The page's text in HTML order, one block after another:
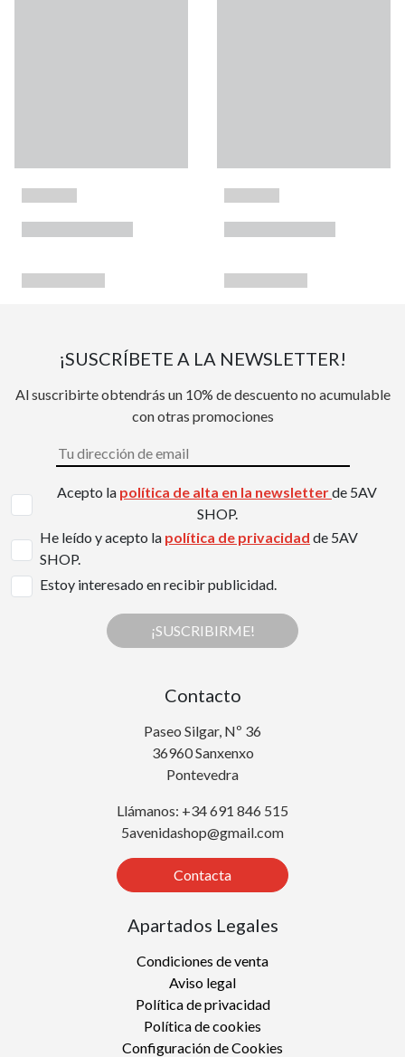
¡SUSCRÍBETE A LA NEWSLETTER!
Al suscribirte obtendrás un 10% de descuento no acumulable
con otras promociones
Acepto la política de alta en la newsletterde 5AV
SHOP.
He leído y acepto la política de privacidad de 5AV
SHOP.
Estoy interesado en recibir publicidad.
¡SUSCRIBIRME!
Contacto
Paseo Silgar, Nº 36
36960 Sanxenxo
Pontevedra
Llámanos: +34 691 846 515
5avenidashop@gmail.com
Contacta
Apartados Legales
Condiciones de venta
Aviso legal
Política de privacidad
Política de cookies
Configuración de Cookies